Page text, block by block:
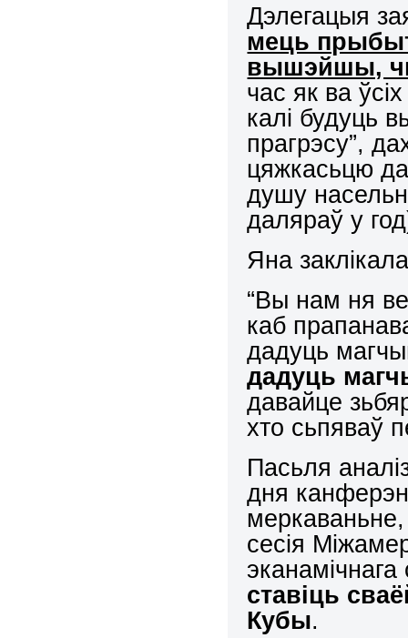
Дэлегацыя
мець
вышэйшы,
час як ва
калі будуць
прагрэсу”,
цяжкасьцю
душу
даляраў у
Яна
“Вы нам ня
каб
дадуць
дадуць
давайце
хто сьпяваў
Пасьля
дня
сесія
эканамічнага
ставіць
Кубы.